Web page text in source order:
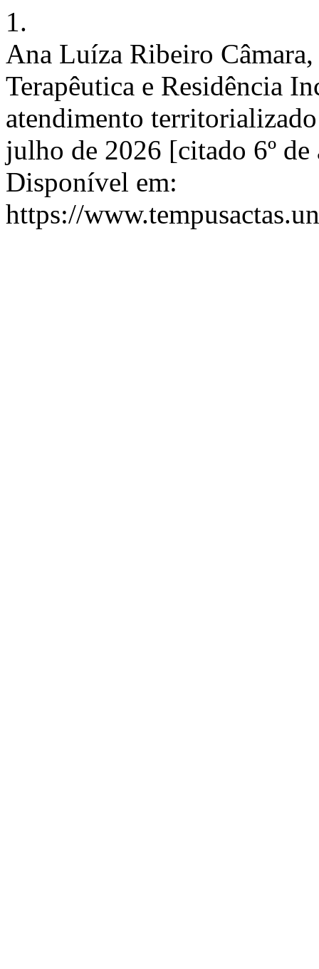
1.
Ana Luíza Ribeiro
Terapêutica e Residência
atendimento
julho de 2026 [citado 6º
Disponível em:
https://